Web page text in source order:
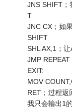
JNS SHIFT；
T
JNC CX；如
SHIFT
SHL AX,1；
JMP
EXIT:
MOV
RET；过程返
我只会输出1